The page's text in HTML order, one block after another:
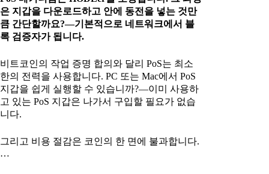
은 지갑을 다운로드하고 안에 동전을 넣는 것만
큼 간단할까요?—기본적으로 네트워크에서 블
록 검증자가 됩니다.
비트코인의 작업 증명 합의와 달리 PoS는 최소
한의 전력을 사용합니다. PC 또는 Mac에서 PoS
지갑을 쉽게 실행할 수 있습니까?—이미 사용하
고 있는 PoS 지갑은 나가서 구입할 필요가 없습
니다.
그리고 비용 절감은 코인의 한 면에 불과합니다.
…